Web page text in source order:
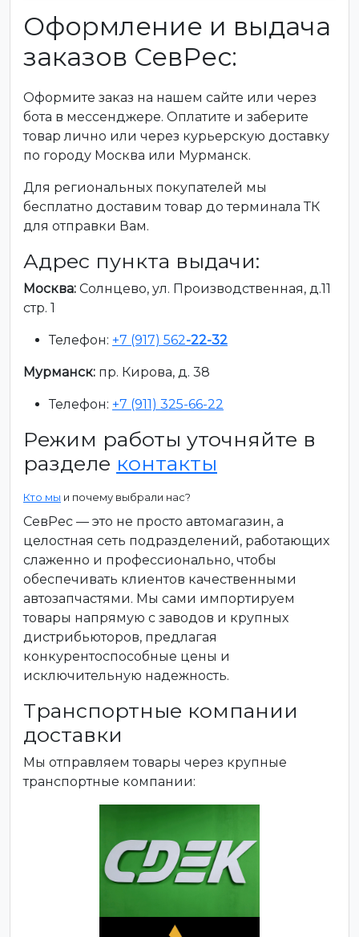
Оформление и выдача
заказов СевРес:
Оформите заказ на нашем сайте или через
бота в мессенджере. Оплатите и заберите
товар лично или через курьерскую доставку
по городу Москва или Мурманск.
Для региональных покупателей мы
бесплатно доставим товар до терминала ТК
для отправки Вам.
Адрес пункта выдачи:
Москва: Солнцево, ул. Производственная, д.11
стр. 1
Телефон: +7 (917) 562-22-32
Мурманск: пр. Кирова, д. 38
Телефон: +7 (911) 325-66-22
Режим работы уточняйте в
разделе контакты
Кто мы и почему выбрали нас?
СевРес — это не просто автомагазин, а
целостная сеть подразделений, работающих
слаженно и профессионально, чтобы
обеспечивать клиентов качественными
автозапчастями. Мы сами импортируем
товары напрямую с заводов и крупных
дистрибьюторов, предлагая
конкурентоспособные цены и
исключительную надежность.
Транспортные компании
доставки
Мы отправляем товары через крупные
транспортные компании: